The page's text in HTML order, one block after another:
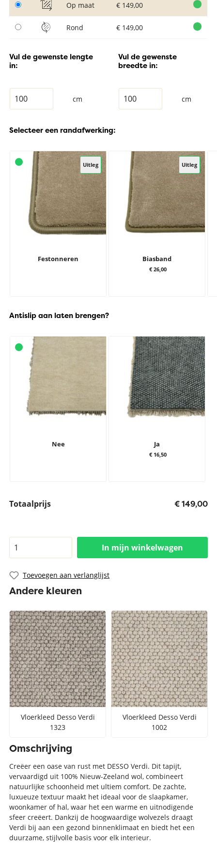
Op maat € 149,00
Rond € 149,00
Vul de gewenste lengte
in:
cm
Vul de gewenste
breedte in:
cm
Selecteer een randafwerking:
Uitleg
Festonneren
Uitleg
Biasband
€ 26,00
Antislip aan laten brengen?
Nee Ja
€ 16,50
Totaalprijs € 149,00
In mijn winkelwagen
Toevoegen aan verlanglijst
Andere kleuren
Vloerkleed Desso Verdi
1323
Vloerkleed Desso Verdi
1002
Omschrijving
Creëer een oase van rust met DESSO Verdi. Dit tapijt,
vervaardigd uit 100% Nieuw-Zeeland wol, combineert
natuurlijke schoonheid met ultiem comfort. De zachte,
luxueuze textuur maakt het ideaal voor de slaapkamer,
woonkamer of hal, waar het een warme en uitnodigende
sfeer creëert. Dankzij de hoogwaardige wolvezels draagt
Verdi bij aan een gezond binnenklimaat en biedt het een
duurzame, stijlvolle basis voor elk interieur.